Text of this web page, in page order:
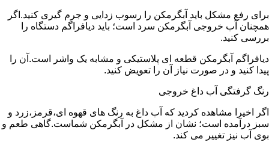
برای رفع مشکل باید آبگرمکن را رسوب زدایی و جرم گیری کنید.اگر
همچنان آب خروجی آبگرمکن سرد است؛ باید دیافراگم دستگاه را
بررسی کنید.
دیافراگم آبگرمکن قطعه ای پلاستیکی و مشابه یک واشر است.آن را
پیدا کنید و در صورت نیاز آن را تعویض کنید.
رنگ گرفتگی آب داغ خروجی
اگر اخیرا مشاهده کردید که آب داغ به رنگ های قهوه ای،قرمز،زرد و
سبز درآمده است؛ نشان از مشکل در آبگرمکن شماست.گاهی طعم و
بوی آب نیز تغییر می کند.